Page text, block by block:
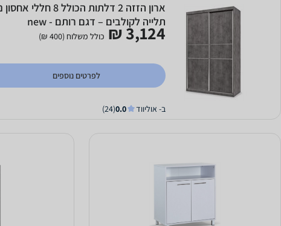
ארון הזזה 2 דלתות
תלייה לקולבים – דגם רותם - new
3,124 ₪ כולל משלוח (400 ₪)
לפרטים נוספים
ב- אוליווד 0.0
(24)